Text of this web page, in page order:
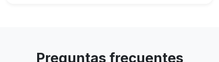
Preguntas frecuentes